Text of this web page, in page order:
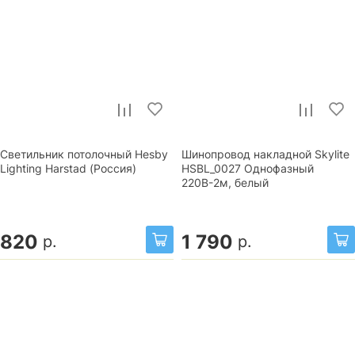
Светильник потолочный Hesby
Lighting Harstad (Россия)
820 р.
Шинопровод накладной Skylite
HSBL_0027 Однофазный
220В-2м, белый
1 790 р.